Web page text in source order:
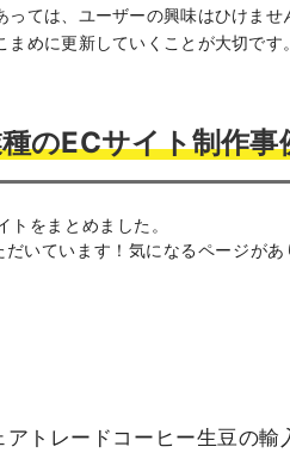
っては、ユーザーの興味はひけま
めに更新していくことが大切です。
のECサイト制作事
トをまとめました。
いています！気になるページが
アトレードコーヒー生豆の輸